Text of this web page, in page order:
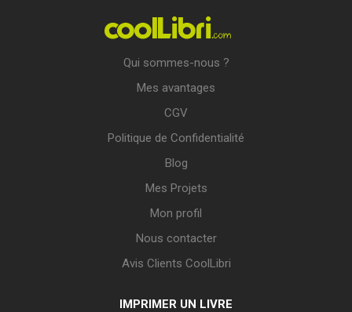
Qui sommes-nous ?
Mes avantages
CGV
Politique de Confidentialité
Blog
Mes Projets
Mon profil
Nous contacter
Avis Clients CoolLibri
IMPRIMER UN LIVRE